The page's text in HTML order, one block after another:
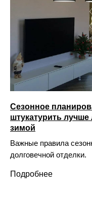
Сезонное
штукатурить
зимой
Важные правила
долговечной отделки.
Подробнее